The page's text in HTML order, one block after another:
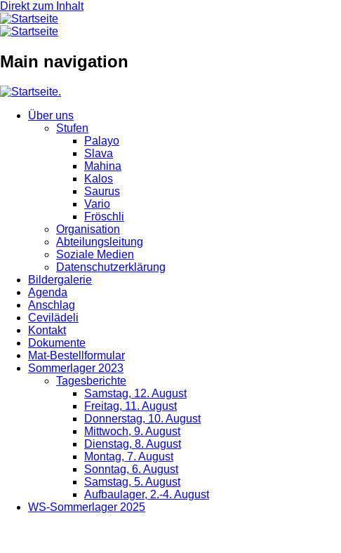
Direkt zum Inhalt
Main navigation
Über uns
Stufen
Palayo
Slava
Mahina
Kalos
Saurus
Vario
Fröschli
Organisation
Abteilungsleitung
Soziale Medien
Datenschutzerklärung
Bildergalerie
Agenda
Anschlag
Cevilädeli
Kontakt
Dokumente
Mat-Bestellformular
Sommerlager 2023
Tagesberichte
Samstag, 12. August
Freitag, 11. August
Donnerstag, 10. August
Mittwoch, 9. August
Dienstag, 8. August
Montag, 7. August
Sonntag, 6. August
Samstag, 5. August
Aufbaulager, 2.-4. August
WS-Sommerlager 2025